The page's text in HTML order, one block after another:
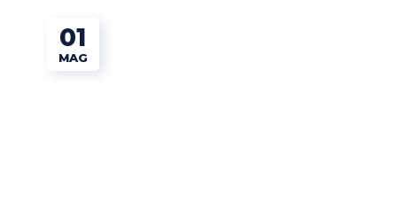
01
MAG